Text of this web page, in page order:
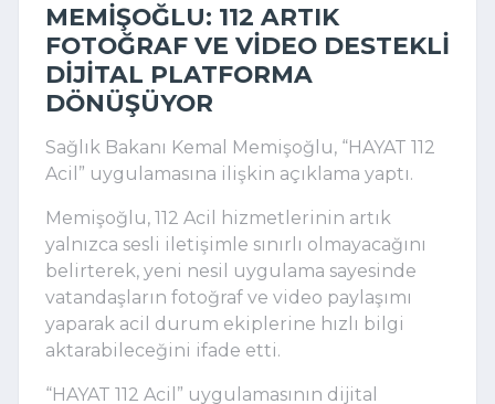
MEMIŞOĞLU: 112 ARTIK
FOTOĞRAF VE VIDEO DESTEKLI
DIJITAL PLATFORMA
DÖNÜŞÜYOR
Sağlık Bakanı Kemal Memişoğlu, “HAYAT 112
Acil” uygulamasına ilişkin açıklama yaptı.
Memişoğlu, 112 Acil hizmetlerinin artık
yalnızca sesli iletişimle sınırlı olmayacağını
belirterek, yeni nesil uygulama sayesinde
vatandaşların fotoğraf ve video paylaşımı
yaparak acil durum ekiplerine hızlı bilgi
aktarabileceğini ifade etti.
“HAYAT 112 Acil” uygulamasının dijital